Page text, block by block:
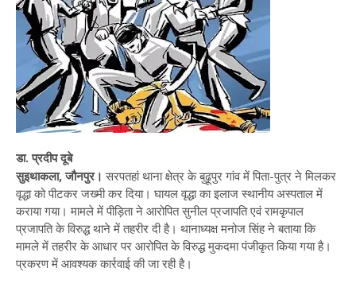
डा. प्रदीप दूबे
सुइथाकला, जौनपुर। सरपतहां थाना क्षेत्र के बुढ़ूपुर गांव में पिता-पुत्र ने मिलकर
वृद्धा को पीटकर जख्मी कर दिया। घायल वृद्धा का इलाज स्थानीय अस्पताल में
कराया गया। मामले में पीड़िता ने आरोपित सुनील प्रजापति एवं रामकृपाल
प्रजापति के विरुद्ध थाने में तहरीर दी है। थानाध्यक्ष मनोज सिंह ने बताया कि
मामले में तहरीर के आधार पर आरोपित के विरुद्ध मुकदमा पंजीकृत किया गया है।
प्रकरण में आवश्यक कार्रवाई की जा रही है।